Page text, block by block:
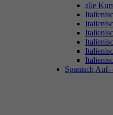
alle
Spanisch Auf-